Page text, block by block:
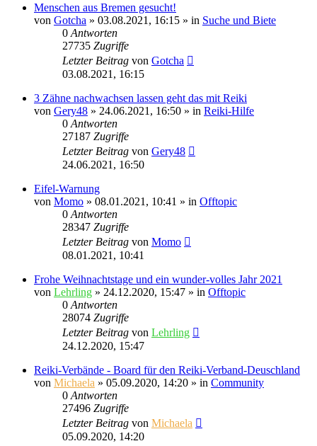
Menschen aus Bremen gesucht!
von Gotcha » 03.08.2021, 16:15 » in Suche und Biete
0 Antworten
27735 Zugriffe
Letzter Beitrag von Gotcha
03.08.2021, 16:15
3 Zähne nachwachsen lassen geht das mit Reiki
von Gery48 » 24.06.2021, 16:50 » in Reiki-Hilfe
0 Antworten
27187 Zugriffe
Letzter Beitrag von Gery48
24.06.2021, 16:50
Eifel-Warnung
von Momo » 08.01.2021, 10:41 » in Offtopic
0 Antworten
28347 Zugriffe
Letzter Beitrag von Momo
08.01.2021, 10:41
Frohe Weihnachtstage und ein wunder-volles Jahr 2021
von Lehrling » 24.12.2020, 15:47 » in Offtopic
0 Antworten
28074 Zugriffe
Letzter Beitrag von Lehrling
24.12.2020, 15:47
Reiki-Verbände - Board für den Reiki-Verband-Deuschland
von Michaela » 05.09.2020, 14:20 » in Community
0 Antworten
27496 Zugriffe
Letzter Beitrag von Michaela
05.09.2020, 14:20